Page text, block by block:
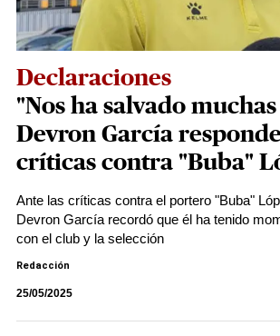
Declaraciones
"Nos ha salvado muchas
Devron García
críticas contra "Buba"
Ante las críticas contra el portero "Buba"
Devron García recordó que él ha tenido
con el club y la selección
Redacción
25/05/2025